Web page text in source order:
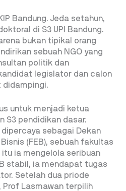
Bandung. Jeda setahun,
di S3 UPI Bandung.
bukan tipikal orang
sebuah NGO yang
politik dan
legislator dan calon
didampingi.
untuk menjadi ketua
S3 pendidikan dasar.
dipercaya sebagai Dekan
(FEB), sebuah fakultas
itu ia mengelola seribuan
stabil, ia mendapat tugas
Setelah dua priode
Lasmawan terpilih